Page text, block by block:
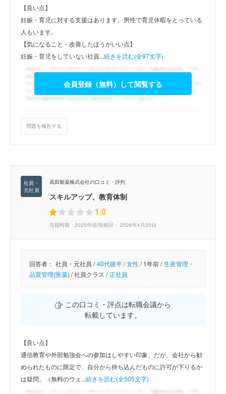
【良い点】
妊娠・育児に対する支援はあります。男性で育児休暇をとっている
人もいます。
【気になること・改善したほうがいい点】
妊娠・育児をしていない社員...続きを読む(全97文字)
会員登録（無料）して閲覧する
問題を報告する
高田製薬株式会社の口コミ・評判
スキルアップ、教育体制
1.0
在籍時期：2025年頃/投稿日： 2026年4月20日
回答者： 社員・元社員 / 40代後半/女性/1年前 / 生産管理・
品質管理(医薬) /社員クラス / 正社員
この口コミ・評点は転職会議から
転載しています。
【良い点】
通信教育や外部勉強会への参加はしやすい印象、だが、会社から勧
められたものに限定で、自分から持ち込んだものに許可が下りるか
は疑問。（無料のウェ...続きを読む(全505文字)